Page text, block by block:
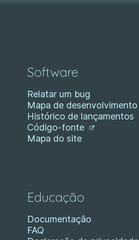
Software
Relatar um bug
Mapa de desenvolvimento
Histórico de lançamentos
Código-fonte
Mapa do site
Educação
Documentação
FAQ